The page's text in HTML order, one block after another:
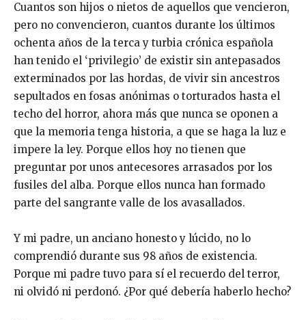
Cuantos son hijos o nietos de aquellos que vencieron,
pero no convencieron, cuantos durante los últimos
ochenta años de la terca y turbia crónica española
han tenido el ‘privilegio’ de existir sin antepasados
exterminados por las hordas, de vivir sin ancestros
sepultados en fosas anónimas o torturados hasta el
techo del horror, ahora más que nunca se oponen a
que la memoria tenga historia, a que se haga la luz e
impere la ley. Porque ellos hoy no tienen que
preguntar por unos antecesores arrasados por los
fusiles del alba. Porque ellos nunca han formado
parte del sangrante valle de los avasallados.
Y mi padre, un anciano honesto y lúcido, no lo
comprendió durante sus 98 años de existencia.
Porque mi padre tuvo para sí el recuerdo del terror,
ni olvidó ni perdonó. ¿Por qué debería haberlo hecho?